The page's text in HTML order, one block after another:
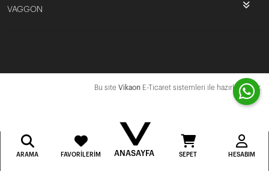
VAGGON
Bu site Vikaon E-Ticaret sistemleri ile hazırlanmıştır.
ARAMA FAVORILERIM ANASAYFA SEPET HESABIM